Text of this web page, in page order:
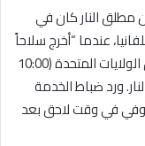
مطلق النار كان في
عند تقاطع شارعي 17 وبنسلفانيا، عندما “أخرج سلاحاً
من حقيبته” بعد الساعة 6 مساءً بتوقيت شرق الولايات المتحدة (10:00
ورد ضباط الخدمة
توفي في وقت لاحق بعد